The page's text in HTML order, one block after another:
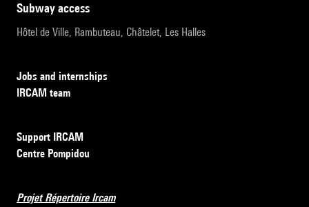
subway access
Hôtel de Ville, Rambuteau, Châtelet, Les Halles
Jobs and internships
IRCAM team
Support IRCAM
Centre Pompidou
Projet Répertoire Ircam